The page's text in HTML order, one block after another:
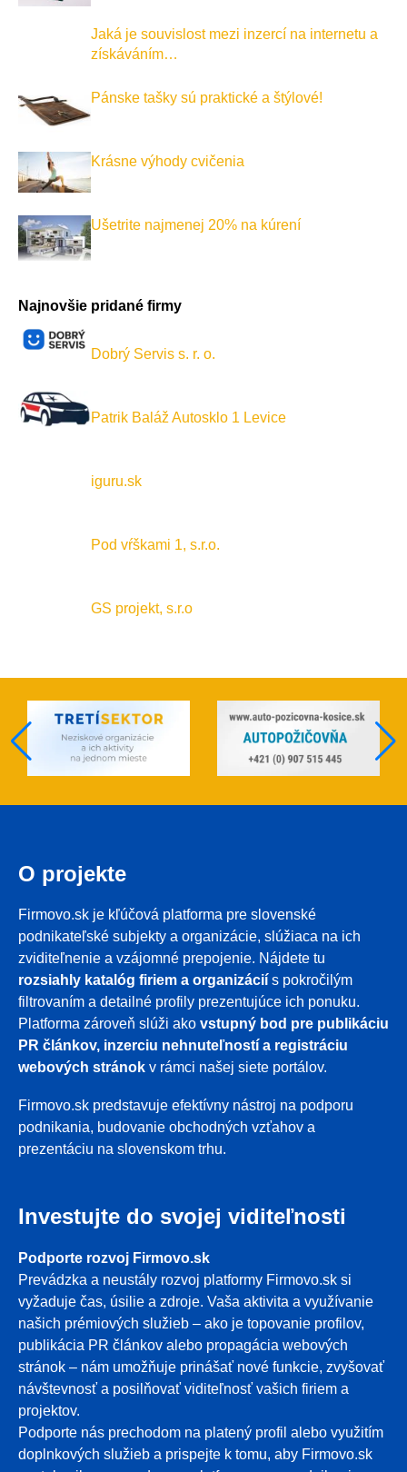
Jaká je souvislost mezi inzercí na internetu a
získáváním…
Pánske tašky sú praktické a štýlové!
Krásne výhody cvičenia
Ušetrite najmenej 20% na kúrení
Najnovšie pridané firmy
Dobrý Servis s. r. o.
Patrik Baláž Autosklo 1 Levice
iguru.sk
Pod vŕškami 1, s.r.o.
GS projekt, s.r.o
O projekte
Firmovo.sk je kľúčová platforma pre slovenské
podnikateľské subjekty a organizácie, slúžiaca na ich
zviditeľnenie a vzájomné prepojenie. Nájdete tu
rozsiahly katalóg firiem a organizácií s pokročilým
filtrovaním a detailné profily prezentujúce ich ponuku.
Platforma zároveň slúži ako vstupný bod pre publikáciu
PR článkov, inzerciu nehnuteľností a registráciu
webových stránok v rámci našej siete portálov.
Firmovo.sk predstavuje efektívny nástroj na podporu
podnikania, budovanie obchodných vzťahov a
prezentáciu na slovenskom trhu.
Investujte do svojej viditeľnosti
Podporte rozvoj Firmovo.sk
Prevádzka a neustály rozvoj platformy Firmovo.sk si
vyžaduje čas, úsilie a zdroje. Vaša aktivita a využívanie
našich prémiových služieb – ako je topovanie profilov,
publikácia PR článkov alebo propagácia webových
stránok – nám umožňuje prinášať nové funkcie, zvyšovať
návštevnosť a posilňovať viditeľnosť vašich firiem a
projektov.
Podporte nás prechodom na platený profil alebo využitím
doplnkových služieb a prispejte k tomu, aby Firmovo.sk